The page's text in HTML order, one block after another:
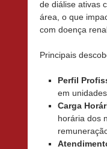
de diálise ativas
área, o que
com doença
Principais
Perfil
em
Carga
horária dos